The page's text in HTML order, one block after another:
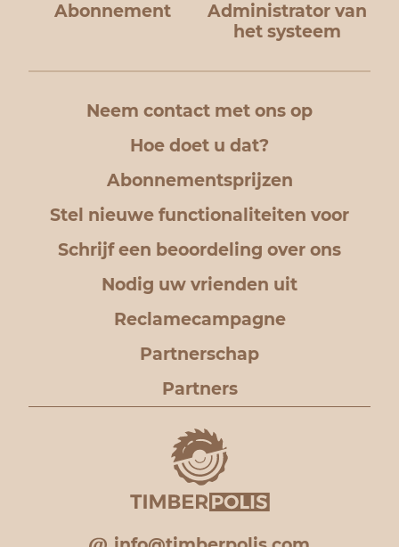
Abonnement
Administrator van
het systeem
Neem contact met ons op
Hoe doet u dat?
Abonnementsprijzen
Stel nieuwe functionaliteiten voor
Schrijf een beoordeling over ons
Nodig uw vrienden uit
Reclamecampagne
Partnerschap
Partners